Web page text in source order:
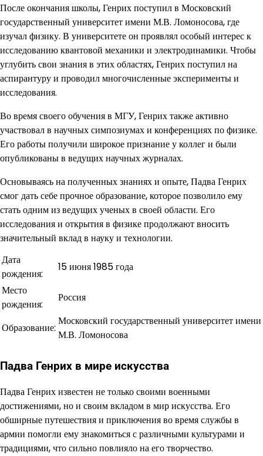
После окончания школы, Генрих поступил в Московский
государственный университет имени М.В. Ломоносова, где
изучал физику. В университете он проявлял особый интерес к
исследованию квантовой механики и электродинамики. Чтобы
углубить свои знания в этих областях, Генрих поступил на
аспирантуру и проводил многочисленные эксперименты и
исследования.
Во время своего обучения в МГУ, Генрих также активно
участвовал в научных симпозиумах и конференциях по физике.
Его работы получили широкое признание у коллег и были
опубликованы в ведущих научных журналах.
Основываясь на полученных знаниях и опыте, Падва Генрих
смог дать себе прочное образование, которое позволило ему
стать одним из ведущих ученых в своей области. Его
исследования и открытия в физике продолжают вносить
значительный вклад в науку и технологии.
Дата
рождения:
15 июня 1985 года
Место
рождения:
Россия
Образование:
Московский государственный университет имени
М.В. Ломоносова
Падва Генрих в мире искусства
Падва Генрих известен не только своими военными
достижениями, но и своим вкладом в мир искусства. Его
обширные путешествия и приключения во время службы в
армии помогли ему знакомиться с различными культурами и
традициями, что сильно повлияло на его творчество.